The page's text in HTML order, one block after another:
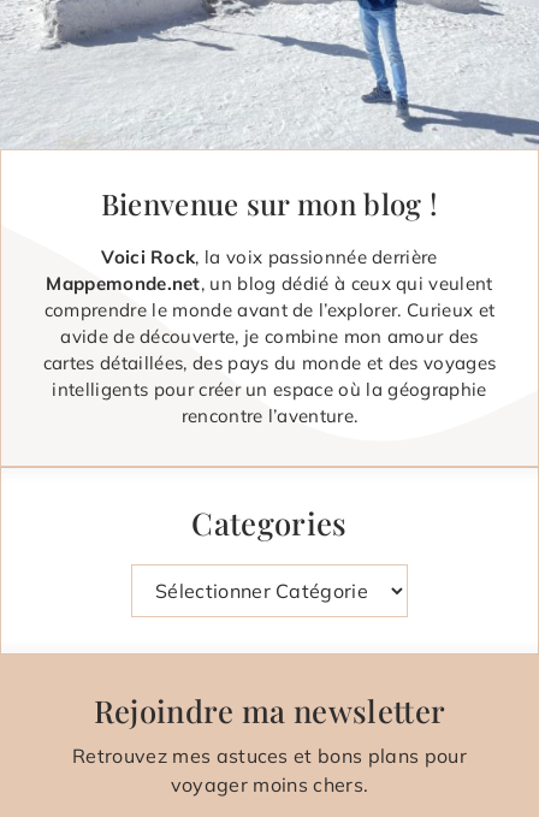
Bienvenue sur mon blog !
Voici Rock, la voix passionnée derrière
Mappemonde.net, un blog dédié à ceux qui veulent
comprendre le monde avant de l’explorer. Curieux et
avide de découverte, je combine mon amour des
cartes détaillées, des pays du monde et des voyages
intelligents pour créer un espace où la géographie
rencontre l’aventure.
Categories
Catégories
Rejoindre ma newsletter
Retrouvez mes astuces et bons plans pour
voyager moins chers.